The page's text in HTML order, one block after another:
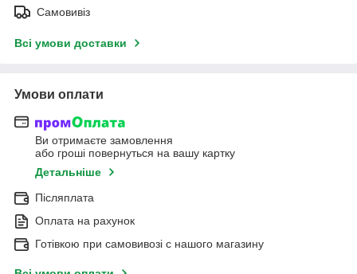
Самовивіз
Всі умови доставки
Умови оплати
Ви отримаєте замовлення
або гроші повернуться на вашу картку
Детальніше
Післяплата
Оплата на рахунок
Готівкою при самовивозі c нашого магазину